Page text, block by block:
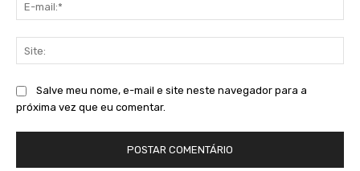
Salve meu nome, e-mail e site neste navegador para a
próxima vez que eu comentar.